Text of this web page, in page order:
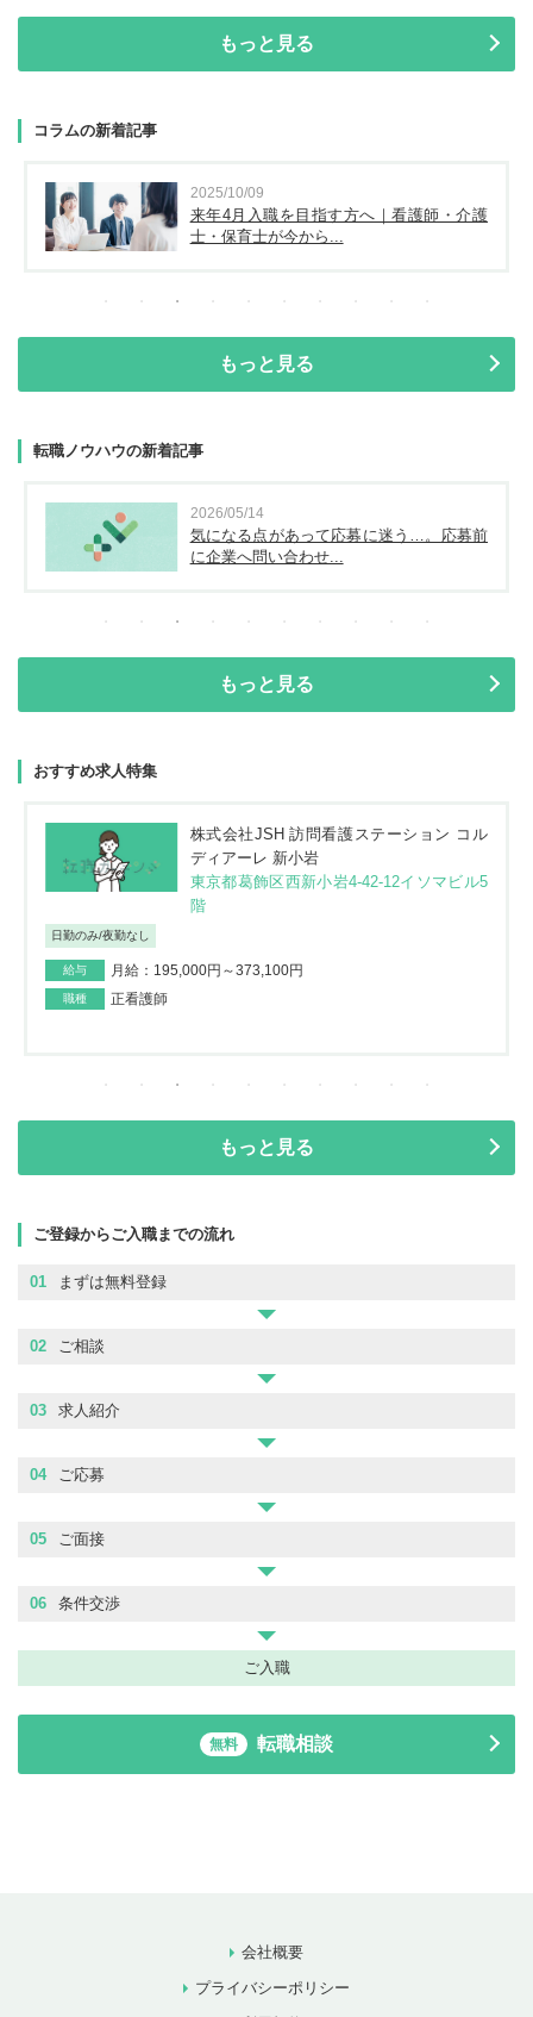
もっと見る
コラムの新着記事
2025/10/09
来年4月入職を目指す方へ｜看護師・介護
士・保育士が今から...
もっと見る
転職ノウハウの新着記事
2026/05/14
気になる点があって応募に迷う…。応募前
に企業へ問い合わせ...
もっと見る
おすすめ求人特集
株式会社JSH 訪問看護ステーション コル
ディアーレ 新小岩
東京都葛飾区西新小岩4-42-12イソマビル5
階
日勤のみ/夜勤なし
給与 月給：195,000円～373,100円
職種 正看護師
もっと見る
ご登録からご入職までの流れ
01 まずは無料登録
02 ご相談
03 求人紹介
04 ご応募
05 ご面接
06 条件交渉
ご入職
無料 転職相談
会社概要
プライバシーポリシー